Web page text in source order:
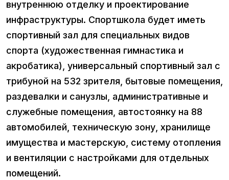
внутреннюю отделку и проектирование
инфраструктуры. Спортшкола будет иметь
спортивный зал для специальных видов
спорта (художественная гимнастика и
акробатика), универсальный спортивный зал с
трибуной на 532 зрителя, бытовые помещения,
раздевалки и санузлы, административные и
служебные помещения, автостоянку на 88
автомобилей, техническую зону, хранилище
имущества и мастерскую, систему отопления
и вентиляции с настройками для отдельных
помещений.